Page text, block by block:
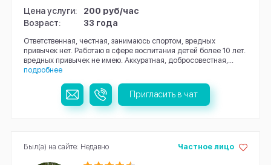
Цена услуги:
200 руб/час
Возраст:
33 года
Ответственная, честная, занимаюсь спортом, вредных
привычек нет. Работаю в сфере воспитания детей более 10 лет.
вредных привычек не имею. Аккуратная, добросовестная,...
подробнее
Пригласить в чат
Частное лицо
Был(а) на сайте: Недавно